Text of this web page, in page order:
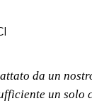
da un
un solo